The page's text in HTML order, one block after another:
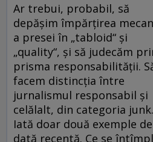
Ar trebui, probabil, să
depăşim împărţirea
a presei în „tabloid“ şi
„quality“, şi să judecăm
prisma responsabilităţii.
facem distincţia între
jurnalismul responsabil şi
celălalt, din categoria junk.
Iată doar două exemple de
dată recentă. Ce se